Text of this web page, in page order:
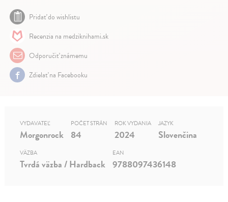
Pridať do wishlistu
Recenzia na medziknihami.sk
Odporučiť známemu
Zdielať na Facebooku
VYDAVATEĽ
Morgonrock
POČET STRÁN
84
ROK VYDANIA
2024
JAZYK
Slovenčina
VÄZBA
Tvrdá väzba / Hardback
EAN
9788097436148